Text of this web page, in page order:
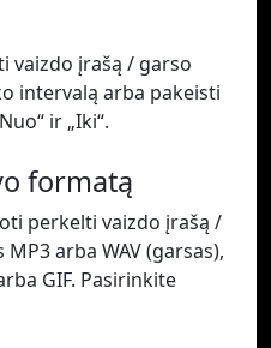
vaizdo įrašą / garso
intervalą arba pakeisti
ir „Iki“.
formatą
perkelti vaizdo įrašą /
arba WAV (garsas),
GIF. Pasirinkite